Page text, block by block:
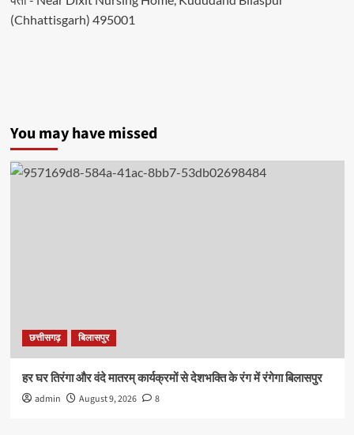
(Chhattisgarh) 495001
You may have missed
छत्तीसगढ़ बिलासपुर
हर घर तिरंगा और वंदे मातरम् कार्यक्रमों से देशभक्ति के रंग में रंगेगा बिलासपुर
admin August 9, 2026 8